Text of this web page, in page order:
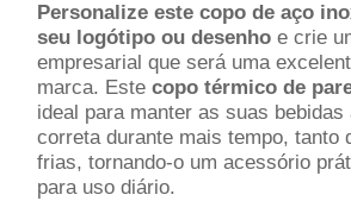
Personalize este copo de aço
seu logótipo ou desenho e crie
empresarial que será uma
marca. Estecopo térmico de
ideal para manter as suas bebidas
correta durante mais tempo, tanto
frias, tornando-o um acessório
para uso diário.